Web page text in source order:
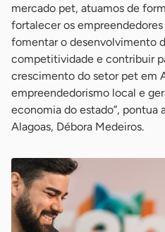
mercado pet, atuamos de
fortalecer os
fomentar o desenvolvimento
competitividade e contribuir
crescimento do setor pet em
empreendedorismo local e
economia do estado”, pontua
Alagoas, Débora Medeiros.